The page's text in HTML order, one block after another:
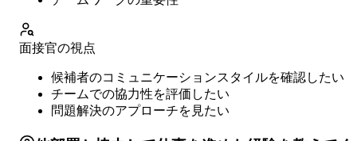
面接官の視点
候補者のコミュニケーションスタイルを確認したい
チームでの協力性を評価したい
問題解決のアプローチを見たい